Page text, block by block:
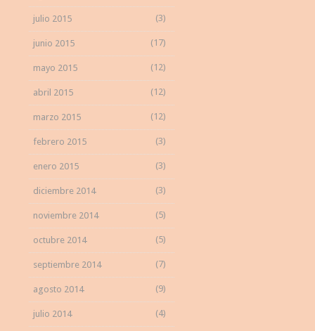
julio 2015 (3)
junio 2015 (17)
mayo 2015 (12)
abril 2015 (12)
marzo 2015 (12)
febrero 2015 (3)
enero 2015 (3)
diciembre 2014 (3)
noviembre 2014 (5)
octubre 2014 (5)
septiembre 2014 (7)
agosto 2014 (9)
julio 2014 (4)